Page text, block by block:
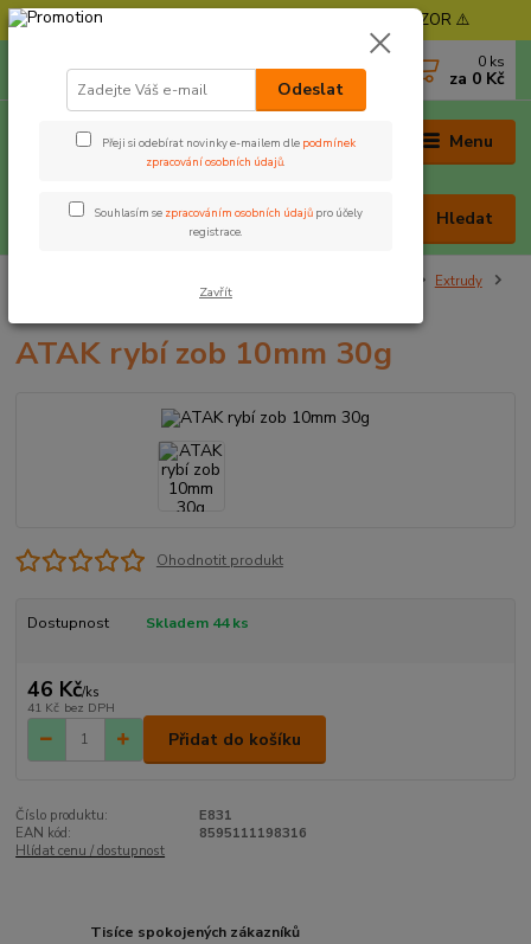
⚠️ POZOR - Objednávky expedujeme od 11. 8. - POZOR ⚠️
Menu
Hledat
0 ks
za 0 Kč
Extrudy
ATAK rybí zob 10mm 30g
Ohodnotit produkt
Dostupnost Skladem 44 ks
46 Kč/ks
41 Kč bez DPH
Přidat do košíku
Číslo produktu:
E831
EAN kód:
8595111198316
Hlídat cenu / dostupnost
Tisíce spokojených zákazníků
Odeslat
Přeji si odebírat novinky e-mailem dle podmínek
zpracování osobních údajů.
Souhlasím se zpracováním osobních údajů pro účely
registrace.
Zavřít